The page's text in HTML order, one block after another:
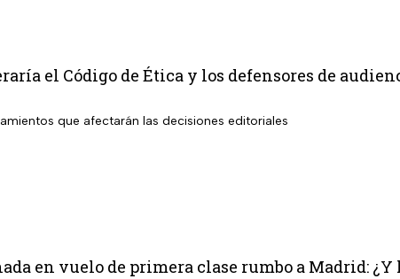
el Código de Ética y los defensores de
que afectarán las decisiones editoriales
en vuelo de primera clase rumbo a Madrid: ¿Y